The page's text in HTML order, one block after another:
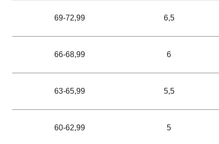
69-72,99 6,5
66-68,99 6
63-65,99 5,5
60-62,99 5